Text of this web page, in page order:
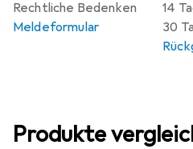
14
30
Rechtliche Bedenken
Meldeformular
Produkte